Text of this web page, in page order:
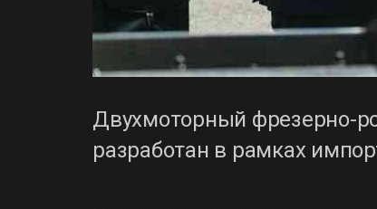
Двухмоторный фрезерно-
разработан в рамках